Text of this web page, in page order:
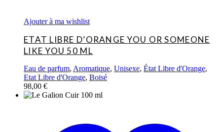
Ajouter à ma wishlist
ETAT LIBRE D’ORANGE YOU OR SOMEONE
LIKE YOU 50 ML
Eau de parfum, Aromatique, Unisexe, État Libre d'Orange,
Etat Libre d'Orange, Boisé
98,00 €